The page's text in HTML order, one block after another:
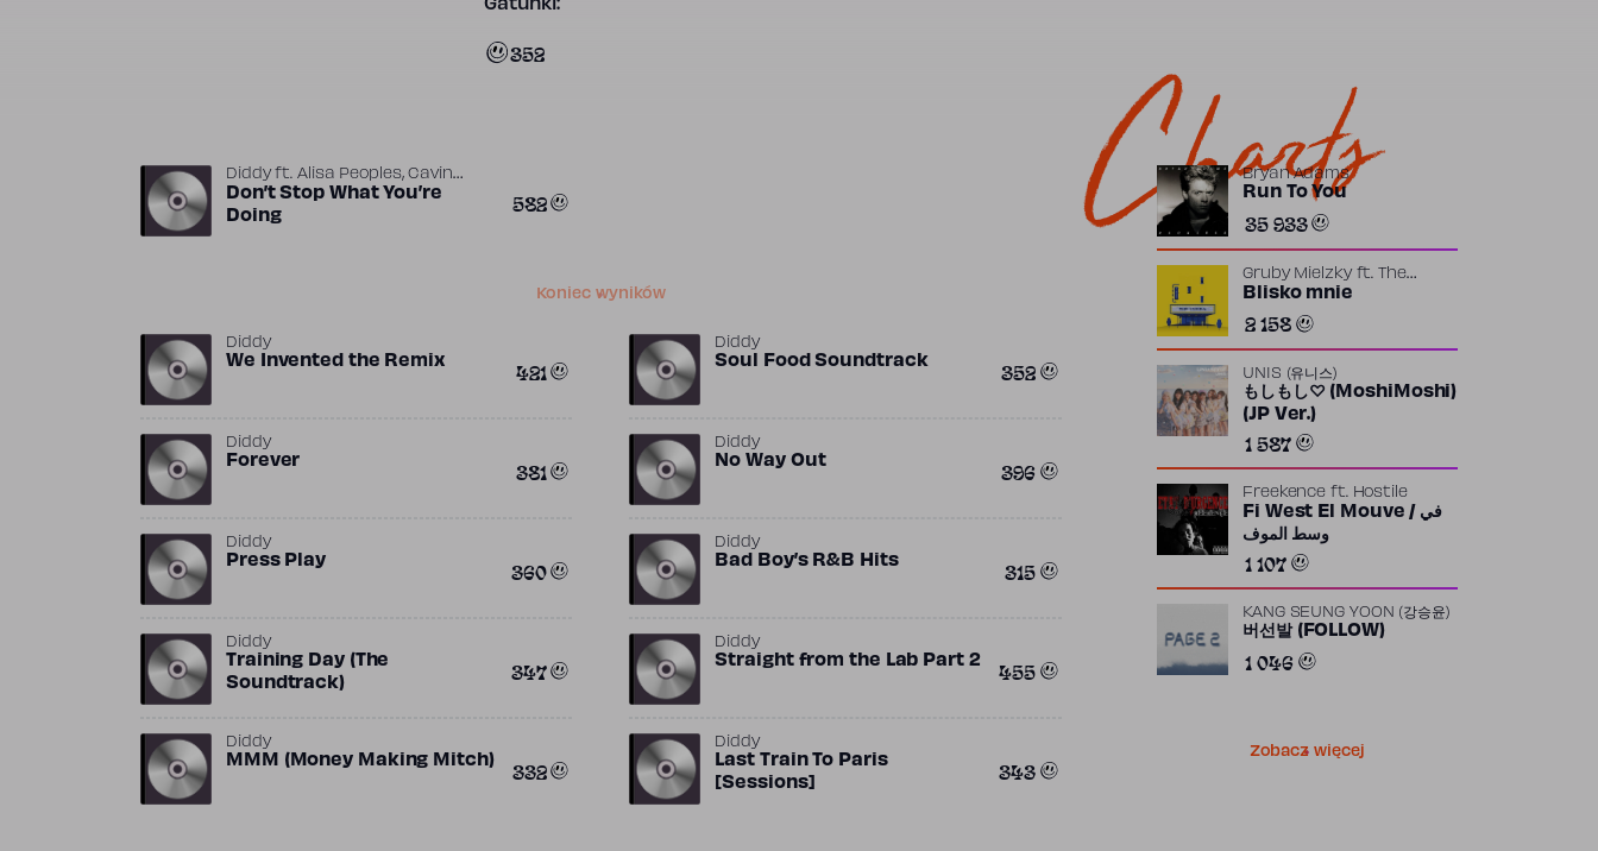
Gatunki:
352
Diddyft. Alisa Peoples,Cavin
Yarbrough,Jonah Ellis,Lil Kim
Lonnie Simmons
Lawrence
Don’t Stop What You’re
Doing
582
Koniec wyników
Diddy
We Invented the Remix 421
Diddy
Soul Food Soundtrack 352
Diddy
Forever 381
Diddy
No Way Out 396
Diddy
Press Play 360
Diddy
Bad Boy’s R&B Hits 315
Diddy
Training Day (The
Soundtrack)
347
Diddy
Straight from the Lab Part 2 455
Diddy
MMM (Money Making Mitch) 332
Diddy
Last Train To Paris
[Sessions]
343
Charts
Bryan Adams
Run To You
35 933
Gruby Mielzkyft.
The
Returners
Blisko mnie
2 158
UNIS (유니스)
もしもし♡ (MoshiMoshi)
(JP Ver.)
1 587
Freekence ft. Hostile
Fi West El Mouve / في
وسط الموف
1 107
KANG SEUNG YOON (강승윤)
버선발 (FOLLOW)
1 046
Zobacz więcej